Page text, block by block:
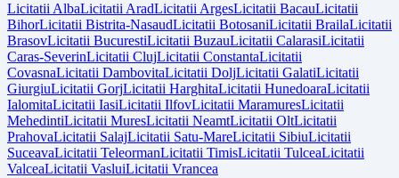
LicitatiiAlbaLicitatiiAradLicitatiiArgesLicitatii BacauLicitatii
BihorLicitatii Bistrita-NasaudLicitatii BotosaniLicitatii BrailaLicitatii
BrasovLicitatii BucurestiLicitatii BuzauLicitatii CalarasiLicitatii
Caras-SeverinLicitatii ClujLicitatii ConstantaLicitatii
CovasnaLicitatii DambovitaLicitatii DoljLicitatii GalatiLicitatii
GiurgiuLicitatii GorjLicitatii HarghitaLicitatii HunedoaraLicitatii
IalomitaLicitatii IasiLicitatii IlfovLicitatii MaramuresLicitatii
MehedintiLicitatii MuresLicitatii NeamtLicitatii OltLicitatii
PrahovaLicitatii SalajLicitatii Satu-MareLicitatii SibiuLicitatii
SuceavaLicitatii TeleormanLicitatii TimisLicitatii TulceaLicitatii
ValceaLicitatii VasluiLicitatii Vrancea